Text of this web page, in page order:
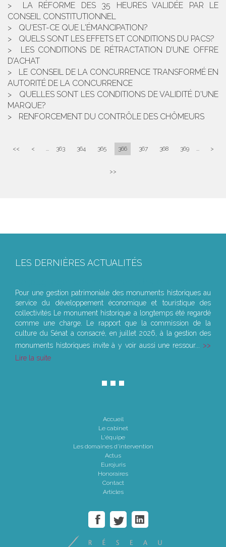
LA RÉFORME DES 35 HEURES VALIDÉE PAR LE
CONSEIL CONSTITUTIONNEL
QU'EST-CE QUE L'ÉMANCIPATION?
QUELS SONT LES EFFETS ET CONDITIONS DU PACS?
LES CONDITIONS DE RÉTRACTATION D’UNE OFFRE
D’ACHAT
LE CONSEIL DE LA CONCURRENCE TRANSFORMÉ EN
AUTORITÉ DE LA CONCURRENCE
QUELLES SONT LES CONDITIONS DE VALIDITÉ D'UNE
MARQUE?
RENFORCEMENT DU CONTRÔLE DES CHÔMEURS
<< < ... 363 364 365 366 367 368 369 ... >
>>
LES DERNIÈRES ACTUALITÉS
Pour une gestion patrimoniale des monuments historiques au
service du développement économique et touristique des
collectivités Le monument historique a longtemps été regardé
comme une charge. Le rapport que la commission de la
culture du Sénat a consacré, en juillet 2026, à la gestion des
monuments historiques invite à y voir aussi une ressour...
Lire la suite
Accueil
Le cabinet
L'équipe
Les domaines d'intervention
Actus
Eurojuris
Honoraires
Contact
Articles